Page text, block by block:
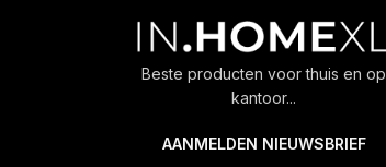
Beste producten voor thuis en op
kantoor...
AANMELDEN NIEUWSBRIEF